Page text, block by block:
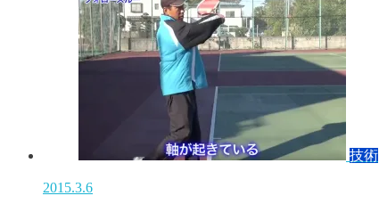
技術
2015.3.6